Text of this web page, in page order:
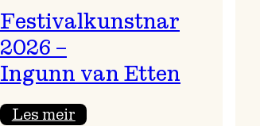
Festivalkunstnar
2026 –
Ingunn van Etten
Les meir: